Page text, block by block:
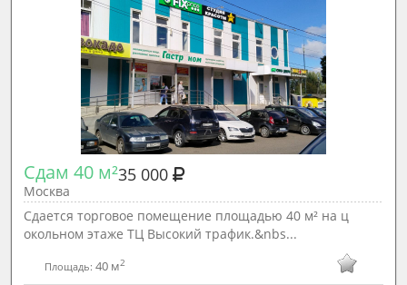
Сдам 40 м²35 000
Москва
Сдается торговое помещение площадью 40 м² на ц
окольном этаже ТЦ Высокий трафик.&nbs...
Площадь:40 м2